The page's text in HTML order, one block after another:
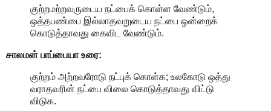
குற்றமற்றவருடைய நட்பைக் கொள்ள வேண்டும்,
ஒத்தபண்பை இல்லாதவறுடைய நட்பை ஒன்றைக்
கொடுத்தாவது கைவிட வேண்டும்.
சாலமன் பாப்பையா உரை:
குற்றம் அற்றவரோடு நட்புக் கொள்க; உலகோடு ஒத்து
வராதவரின் நட்பை விலை கொடுத்தாவது விட்டு
விடுக.